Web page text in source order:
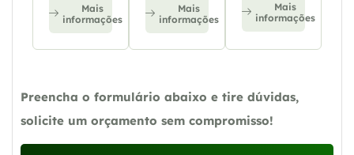
Mais
informações
Mais
informações
Mais
informações
Preencha o formulário abaixo e tire dúvidas,
solicite um orçamento sem compromisso!